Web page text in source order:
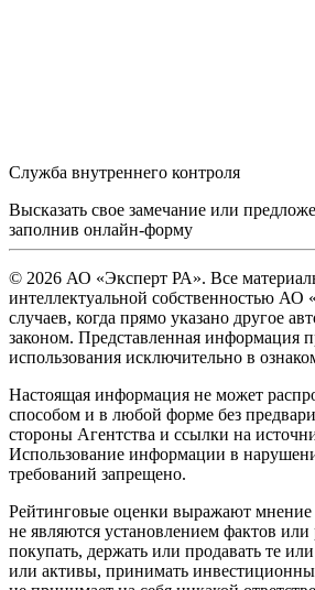
Служба внутреннего контроля
Высказать свое замечание или
заполнив онлайн-форму
© 2026 АО «Эксперт РА». Все
интеллектуальной собственностью АО
случаев, когда прямо указано другое
законом. Представленная информация
использования исключительно в
Настоящая информация не может
способом и в любой форме без
стороны Агентства и ссылки на
Использование информации в
требований запрещено.
Рейтинговые оценки выражают
не являются установлением фактов или
покупать, держать или продавать те
или активы, принимать